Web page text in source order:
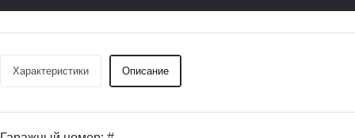
Характеристики Описание